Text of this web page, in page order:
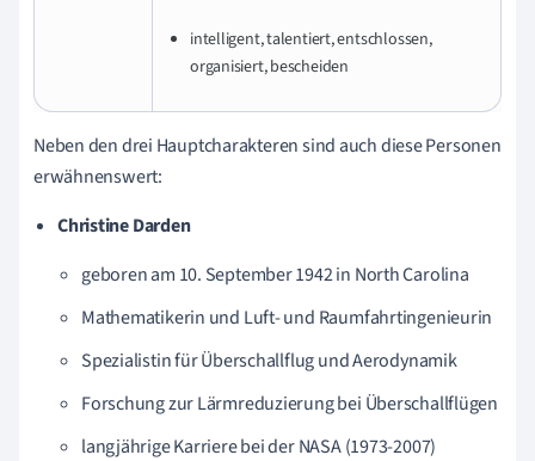
intelligent, talentiert, entschlossen,
organisiert, bescheiden
Neben den drei Hauptcharakteren sind auch diese Personen
erwähnenswert:
Christine Darden
geboren am 10. September 1942 in North Carolina
Mathematikerin und Luft- und Raumfahrtingenieurin
Spezialistin für Überschallflug und Aerodynamik
Forschung zur Lärmreduzierung bei Überschallflügen
langjährige Karriere bei der NASA (1973-2007)